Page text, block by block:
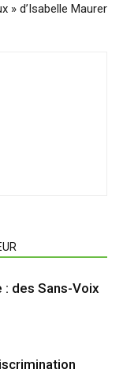
» d’Isabelle Maurer
des Sans-Voix